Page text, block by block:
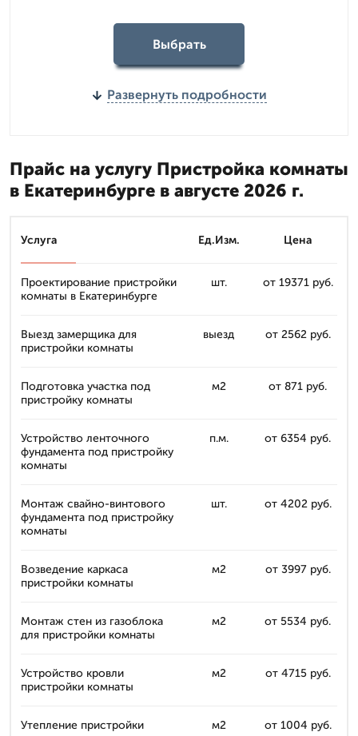
Выбрать
Развернуть подробности
Прайс на услугу Пристройка комнаты
в Екатеринбурге в августе 2026 г.
Услуга Ед.Изм. Цена
Проектирование пристройки
комнаты в Екатеринбурге
шт. от 19371 руб.
Выезд замерщика для
пристройки комнаты
выезд от 2562 руб.
Подготовка участка под
пристройку комнаты
м2 от 871 руб.
Устройство ленточного
фундамента под пристройку
комнаты
п.м. от 6354 руб.
Монтаж свайно-винтового
фундамента под пристройку
комнаты
шт. от 4202 руб.
Возведение каркаса
пристройки комнаты
м2 от 3997 руб.
Монтаж стен из газоблока
для пристройки комнаты
м2 от 5534 руб.
Устройство кровли
пристройки комнаты
м2 от 4715 руб.
Утепление пристройки
м2 от 1004 руб.